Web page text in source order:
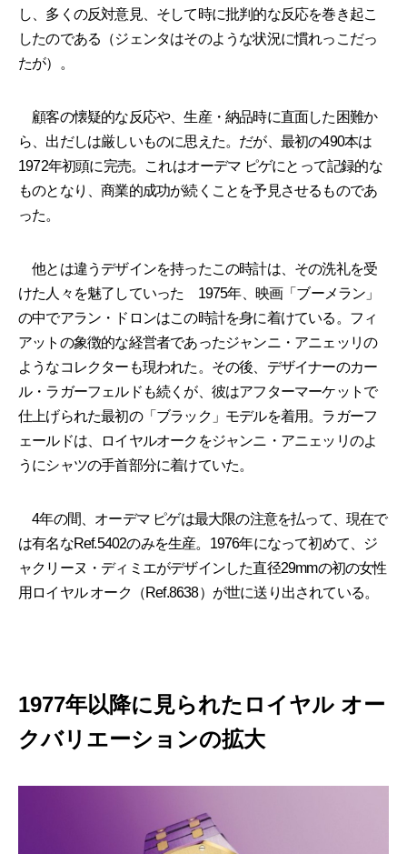
し、多くの反対意見、そして時に批判的な反応を巻き起こ
したのである（ジェンタはそのような状況に慣れっこだっ
たが）。
顧客の懐疑的な反応や、生産・納品時に直面した困難か
ら、出だしは厳しいものに思えた。だが、最初の490本は
1972年初頭に完売。これはオーデマ ピゲにとって記録的な
ものとなり、商業的成功が続くことを予見させるものであ
った。
他とは違うデザインを持ったこの時計は、その洗礼を受
けた人々を魅了していった 1975年、映画「ブーメラン」
の中でアラン・ドロンはこの時計を身に着けている。フィ
アットの象徴的な経営者であったジャンニ・アニェッリの
ようなコレクターも現われた。その後、デザイナーのカー
ル・ラガーフェルドも続くが、彼はアフターマーケットで
仕上げられた最初の「ブラック」モデルを着用。ラガーフ
ェールドは、ロイヤルオークをジャンニ・アニェッリのよ
うにシャツの手首部分に着けていた。
4年の間、オーデマ ピゲは最大限の注意を払って、現在で
は有名なRef.5402のみを生産。1976年になって初めて、ジ
ャクリーヌ・ディミエがデザインした直径29mmの初の女性
用ロイヤル オーク（Ref.8638）が世に送り出されている。
1977年以降に見られたロイヤル オー
クバリエーションの拡大